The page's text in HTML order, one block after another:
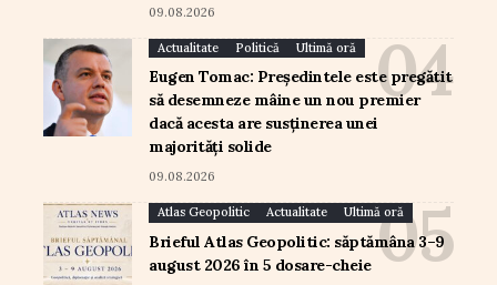
09.08.2026
Actualitate Politică Ultimă oră
Eugen Tomac: Președintele este pregătit
să desemneze mâine un nou premier
dacă acesta are susținerea unei
majorități solide
09.08.2026
Atlas Geopolitic Actualitate Ultimă oră
Brieful Atlas Geopolitic: săptămâna 3–9
august 2026 în 5 dosare-cheie